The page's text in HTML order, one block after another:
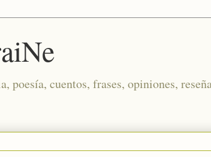
cuentos, frases, opiniones,